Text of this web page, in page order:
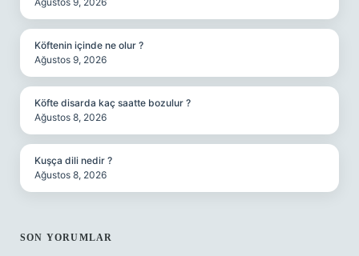
Köftenin içinde ne olur ?
Ağustos 9, 2026
Köfte disarda kaç saatte bozulur ?
Ağustos 8, 2026
Kuşça dili nedir ?
Ağustos 8, 2026
SON YORUMLAR